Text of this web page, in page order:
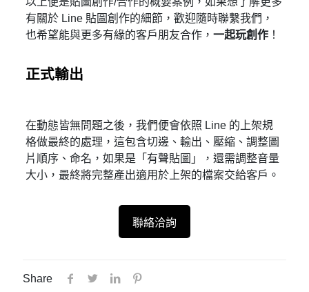
有關於 Line 貼圖創作的細節，歡迎隨時聯繫我們，
也希望能與更多有緣的客戶朋友合作， 一起玩創作！
正式輸出
在動態皆無問題之後，我們便會依照 Line 的上架規
格做最終的處理，這包含切邊、輸出、壓縮、調整圖
片順序、命名，如果是「有聲貼圖」，還需調整音量
大小，最終將完整產出適用於上架的檔案交給客戶。
聯絡洽詢
Share